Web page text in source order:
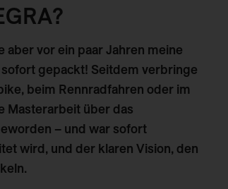
vor ein paar Jahren meine
gepackt! Seitdem verbringe
beim Rennradfahren oder im
Masterarbeit über das
– und war sofort
wird, und der klaren Vision, den